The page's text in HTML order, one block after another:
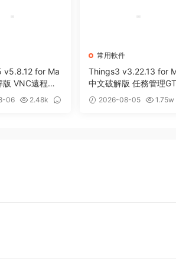
v5.8.12 for Ma
VNC遠程桌
用程序
06
2.48k
常用軟件
Things3 v3.22.13 for
中文破解版 任務管理
效率工具
2026-08-05
1.75w